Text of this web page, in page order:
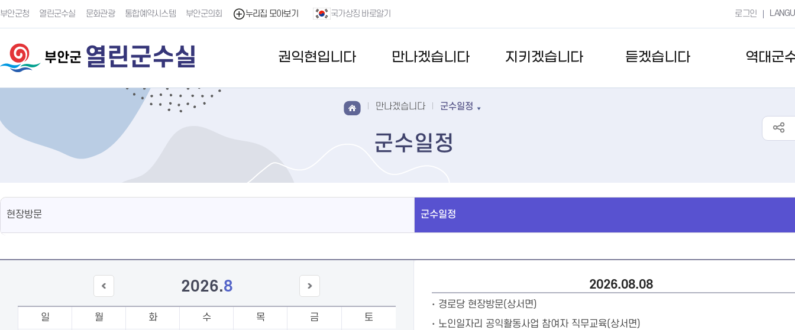
부안군청 열린군수실 문화관광 통합예약시스템 부안군의회 누리집 모아보기 국가상징 바로알기 로그인
부안군 열린군수실 권익현입니다 만나겠습니다 지키겠습니다 듣겠습니다 역대군
만나겠습니다 군수일정
군수일정
현장방문 군수일정
2026.8
달
달
일 월 화 수 목 금 토
2026.08.08
경로당 현장방문(상서면)
노인일자리 공익활동사업 참여자 직무교육(상서면)